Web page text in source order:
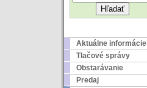
Aktuálne informácie
Tlačové správy
Obstarávanie
Predaj